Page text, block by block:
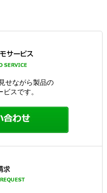
せながら製品の
スです。